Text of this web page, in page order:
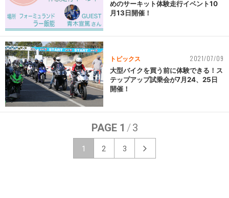
めのサーキット体験走行イベント10
月13日開催！
トピックス 2021/07/09
大型バイクを買う前に体験できる！ス
テップアップ試乗会が7月24、25日
開催！
PAGE 1 /3
1 2 3